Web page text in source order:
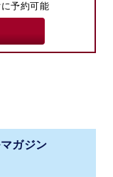
予約可能
ガジン